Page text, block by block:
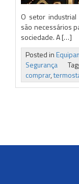
O setor
são necessários
sociedade. A […]
Posted in
Segurança
comprar,